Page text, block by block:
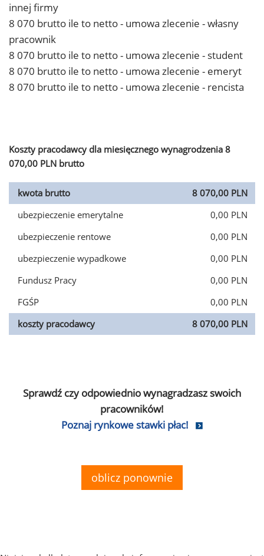
innej firmy
8 070 brutto ile to netto - umowa zlecenie - własny
pracownik
8 070 brutto ile to netto - umowa zlecenie - student
8 070 brutto ile to netto - umowa zlecenie - emeryt
8 070 brutto ile to netto - umowa zlecenie - rencista
Koszty pracodawcy dla miesięcznego wynagrodzenia 8
070,00 PLN brutto
kwota brutto
8 070,00 PLN
ubezpieczenie emerytalne
0,00 PLN
ubezpieczenie rentowe
0,00 PLN
ubezpieczenie wypadkowe
0,00 PLN
Fundusz Pracy
0,00 PLN
FGŚP
0,00 PLN
koszty pracodawcy
8 070,00 PLN
Sprawdź czy odpowiednio wynagradzasz swoich
pracowników!
Poznaj rynkowe stawki płac!
oblicz ponownie